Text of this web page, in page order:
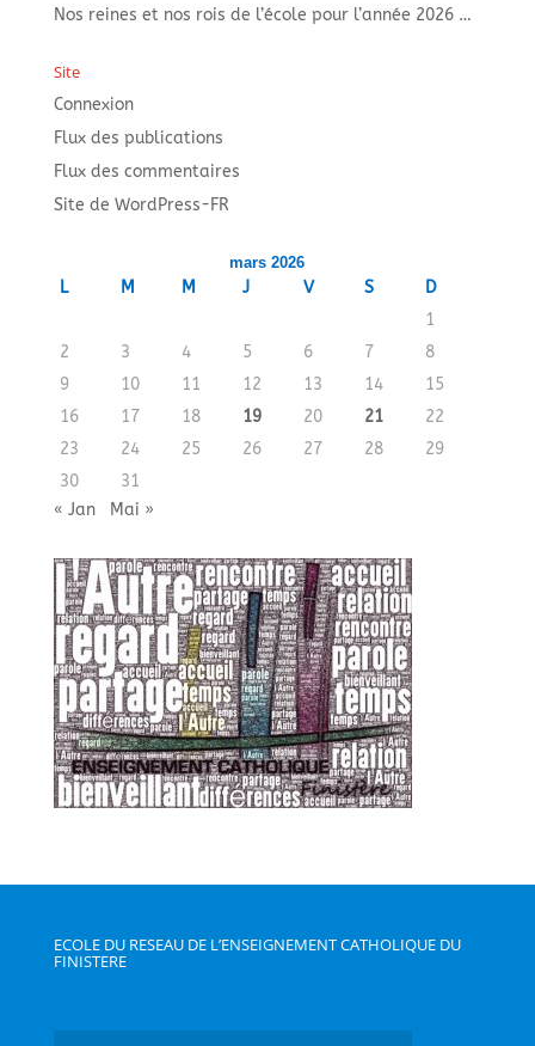
Nos reines et nos rois de l’école pour l’année 2026 …
Site
Connexion
Flux des publications
Flux des commentaires
Site de WordPress-FR
mars 2026
L M M J V S
D
1
2
3 4 5 6 7
8
9
10 11 12 13 14
15
16
17 18 19 20 21
22
23
24 25 26 27 28
29
30
31
« Jan
Mai »
ECOLE DU RESEAU DE L’ENSEIGNEMENT CATHOLIQUE DU
FINISTERE